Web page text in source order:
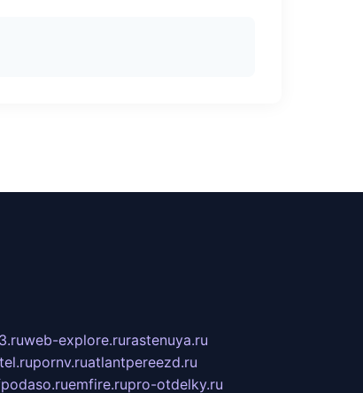
web-explore.rurastenuya.ru
pornv.ruatlantpereezd.ru
emfire.rupro-otdelky.ru